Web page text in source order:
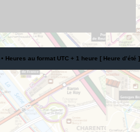
• Heures au format UTC + 1 heure [ Heure d’été ]